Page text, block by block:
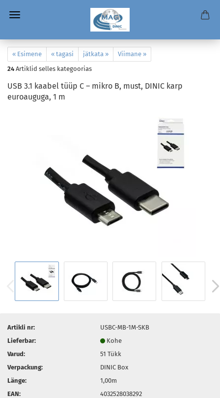
« Esimene « tagasi jätkata »
Viimane »
24 Artiklid selles kategoorias
USB 3.1 kaabel tüüp C – mikro B, must, DINIC karp
euroauguga, 1 m
Artikli nr:
USBC-MB-1M-SKB
Lieferbar:
Kohe
Varud:
51Tükk
Verpackung:
DINIC Box
Länge:
1,00m
EAN:
4032528038292